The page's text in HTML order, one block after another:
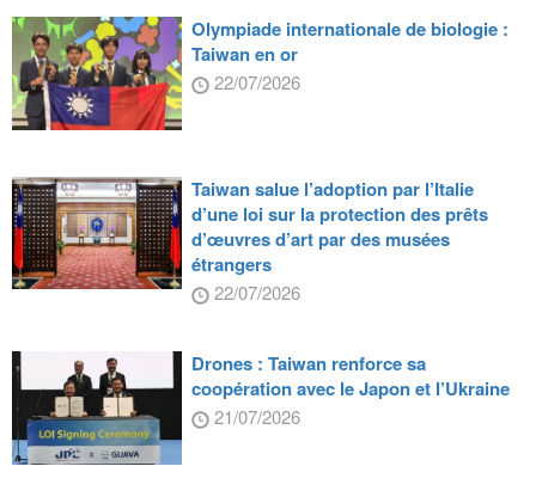
Olympiade internationale de biologie :
Taiwan en or
22/07/2026
Taiwan salue l’adoption par l’Italie
d’une loi sur la protection des prêts
d’œuvres d’art par des musées
étrangers
22/07/2026
Drones : Taiwan renforce sa
coopération avec le Japon et l’Ukraine
21/07/2026